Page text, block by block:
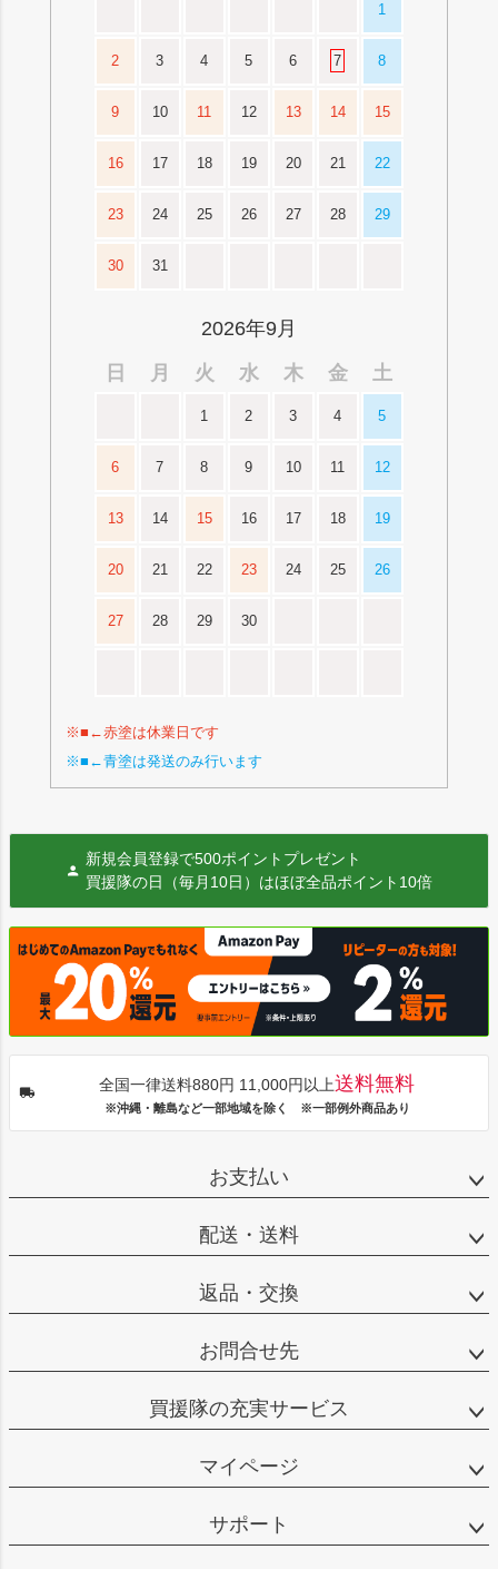
1
2 3 4 5 6 7 8
9 10 11 12 13 14 15
16 17 18 19 20 21 22
23 24 25 26 27 28 29
30 31
2026年9月
日
月 火 水 木 金 土
1 2 3 4 5
6 7 8 9 10 11 12
13 14 15 16 17 18 19
20 21 22 23 24 25 26
27 28 29 30
※■←赤塗は休業日です
※■←青塗は発送のみ行います
新規会員登録で500ポイントプレゼント
買援隊の日（毎月10日）はほぼ全品ポイント10倍
全国一律送料880円 11,000円以上送料無料
※沖縄・離島など一部地域を除く ※一部例外商品あり
お支払い
配送・送料
返品・交換
お問合せ先
買援隊の充実サービス
マイページ
サポート